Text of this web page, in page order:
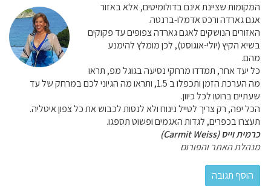
המקומות שציינת אינם בדולומיטים, אלא באזור
אגם גארדה ורכס אדמלו-ברנטה.
האזורים הנושקים לאגם גארדה צפופים עד פקוקים
בשיא הקיץ (יולי-אוגוסט), לכן מומלץ להימנע
מהם.
כל יעד אחר, תמדדו מרחקי נסיעה בגוגל מפ, תראו
מה הערכת הזמן ותכפלו ב 1.5, ותראו מה הגיוני לכם במרחק של עד
שעתיים ברוטו לכל כיוון.
הכל יפה, רק צריך לטייל נינוח ולא לנסות לכבוש את כל צפון איטליה.
תעצרו בכפרים, לגדות האגמים ופשוט תספגו.
כרמית וייס (Carmit Weiss)
מנהלת האתר והפורום